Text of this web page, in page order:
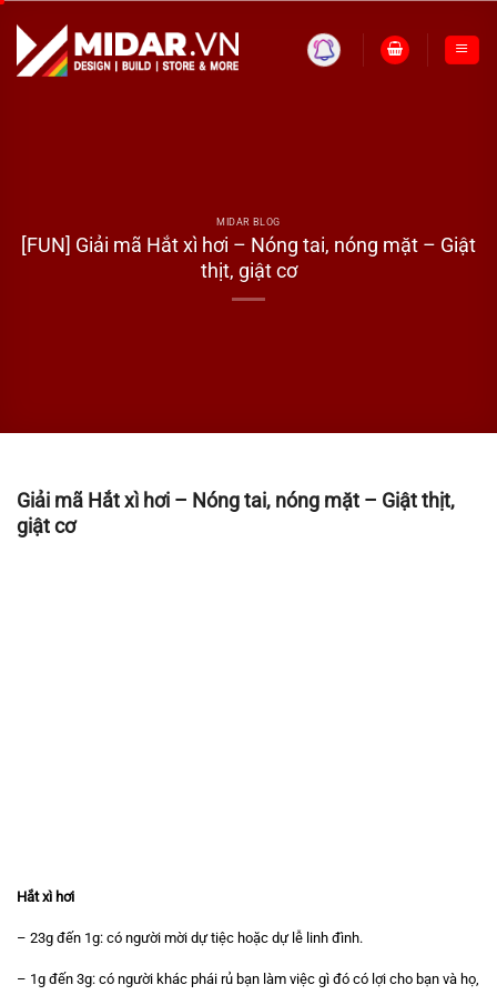
Skip
content
MIDAR BLOG
[FUN] Giải mã Hắt xì hơi – Nóng tai, nóng mặt – Giật
thịt, giật cơ
Giải mã Hắt xì hơi – Nóng tai, nóng mặt – Giật thịt,
giật cơ
Hắt xì hơi
– 23g đến 1g: có người mời dự tiệc hoặc dự lễ linh đình.
– 1g đến 3g: có người khác phái rủ bạn làm việc gì đó có lợi cho bạn và họ,